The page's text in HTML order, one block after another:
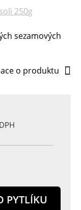
sezamových
o produktu
PYTLÍKU